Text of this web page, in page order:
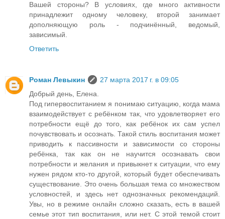
Вашей стороны? В условиях, где много активности
принадлежит одному человеку, второй занимает
дополняющую роль - подчинённый, ведомый,
зависимый.
Ответить
Роман Левыкин
27 марта 2017 г. в 09:05
Добрый день, Елена.
Под гипервоспитанием я понимаю ситуацию, когда мама
взаимодействует с ребёнком так, что удовлетворяет его
потребности ещё до того, как ребёнок их сам успел
почувствовать и осознать. Такой стиль воспитания может
приводить к пассивности и зависимости со стороны
ребёнка, так как он не научится осознавать свои
потребности и желания и привыкнет к ситуации, что ему
нужен рядом кто-то другой, который будет обеспечивать
существование. Это очень большая тема со множеством
условностей, и здесь нет однозначных рекомендаций.
Увы, но в режиме онлайн сложно сказать, есть в вашей
семье этот тип воспитания, или нет. С этой темой стоит